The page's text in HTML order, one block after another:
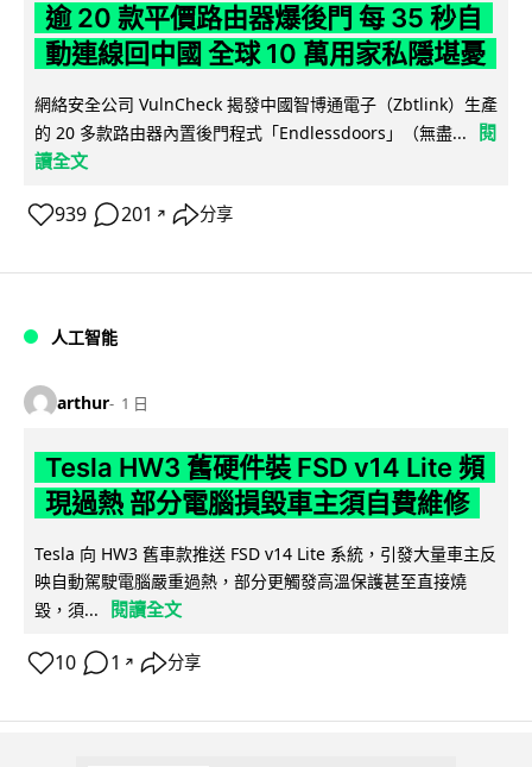
逾 20 款平價路由器爆後門 每 35 秒自
動連線回中國 全球 10 萬用家私隱堪憂
網絡安全公司 VulnCheck 揭發中國智博通電子（Zbtlink）生產
的 20 多款路由器內置後門程式「Endlessdoors」（無盡...
閱
讀全文
939 201 ↗ 分享
人工智能
arthur 1 日
Tesla HW3 舊硬件裝 FSD v14 Lite 頻
現過熱 部分電腦損毀車主須自費維修
Tesla 向 HW3 舊車款推送 FSD v14 Lite 系統，引發大量車主反
映自動駕駛電腦嚴重過熱，部分更觸發高溫保護甚至直接燒
毀，須...
閱讀全文
10 1 ↗ 分享